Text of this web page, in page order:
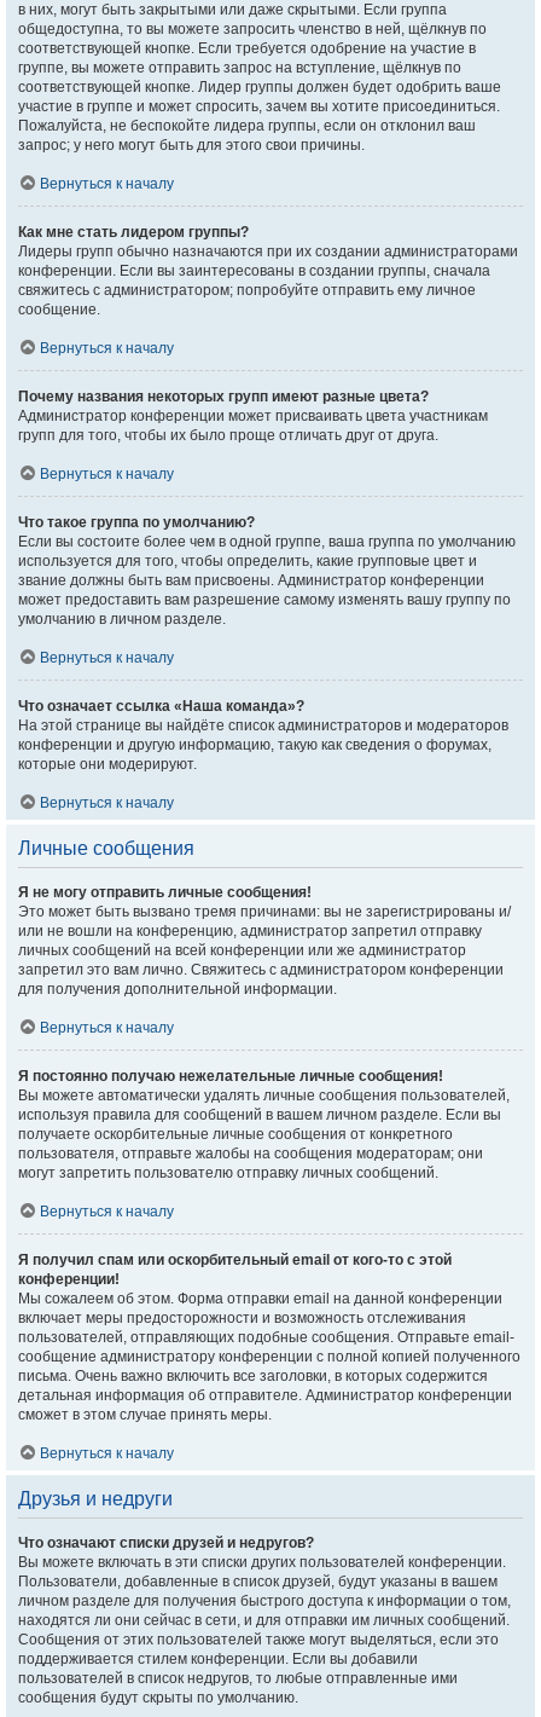
в них, могут быть закрытыми или даже скрытыми. Если группа
общедоступна, то вы можете запросить членство в ней, щёлкнув по
соответствующей кнопке. Если требуется одобрение на участие в
группе, вы можете отправить запрос на вступление, щёлкнув по
соответствующей кнопке. Лидер группы должен будет одобрить ваше
участие в группе и может спросить, зачем вы хотите присоединиться.
Пожалуйста, не беспокойте лидера группы, если он отклонил ваш
запрос; у него могут быть для этого свои причины.
Вернуться к началу
Как мне стать лидером группы?
Лидеры групп обычно назначаются при их создании администраторами
конференции. Если вы заинтересованы в создании группы, сначала
свяжитесь с администратором; попробуйте отправить ему личное
сообщение.
Вернуться к началу
Почему названия некоторых групп имеют разные цвета?
Администратор конференции может присваивать цвета участникам
групп для того, чтобы их было проще отличать друг от друга.
Вернуться к началу
Что такое группа по умолчанию?
Если вы состоите более чем в одной группе, ваша группа по умолчанию
используется для того, чтобы определить, какие групповые цвет и
звание должны быть вам присвоены. Администратор конференции
может предоставить вам разрешение самому изменять вашу группу по
умолчанию в личном разделе.
Вернуться к началу
Что означает ссылка «Наша команда»?
На этой странице вы найдёте список администраторов и модераторов
конференции и другую информацию, такую как сведения о форумах,
которые они модерируют.
Вернуться к началу
Личные сообщения
Я не могу отправить личные сообщения!
Это может быть вызвано тремя причинами: вы не зарегистрированы и/
или не вошли на конференцию, администратор запретил отправку
личных сообщений на всей конференции или же администратор
запретил это вам лично. Свяжитесь с администратором конференции
для получения дополнительной информации.
Вернуться к началу
Я постоянно получаю нежелательные личные сообщения!
Вы можете автоматически удалять личные сообщения пользователей,
используя правила для сообщений в вашем личном разделе. Если вы
получаете оскорбительные личные сообщения от конкретного
пользователя, отправьте жалобы на сообщения модераторам; они
могут запретить пользователю отправку личных сообщений.
Вернуться к началу
Я получил спам или оскорбительный email от кого-то с этой
конференции!
Мы сожалеем об этом. Форма отправки email на данной конференции
включает меры предосторожности и возможность отслеживания
пользователей, отправляющих подобные сообщения. Отправьте email-
сообщение администратору конференции с полной копией полученного
письма. Очень важно включить все заголовки, в которых содержится
детальная информация об отправителе. Администратор конференции
сможет в этом случае принять меры.
Вернуться к началу
Друзья и недруги
Что означают списки друзей и недругов?
Вы можете включать в эти списки других пользователей конференции.
Пользователи, добавленные в список друзей, будут указаны в вашем
личном разделе для получения быстрого доступа к информации о том,
находятся ли они сейчас в сети, и для отправки им личных сообщений.
Сообщения от этих пользователей также могут выделяться, если это
поддерживается стилем конференции. Если вы добавили
пользователей в список недругов, то любые отправленные ими
сообщения будут скрыты по умолчанию.